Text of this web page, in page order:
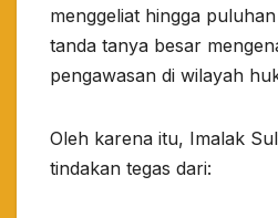
menggeliat hingga
tanda tanya besar
pengawasan di wilayah
​Oleh karena itu, Imalak
tindakan tegas dari: